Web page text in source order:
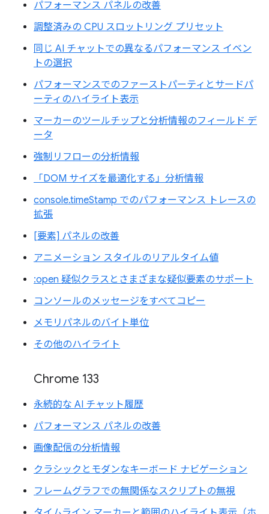
パフォーマンス パネルの改善
調整済みの CPU スロットリング プリセット
同じ AI チャットでの異なるパフォーマンス イベン
トの選択
パフォーマンスでのファーストパーティとサードパ
ーティのハイライト表示
マーカーのツールチップと分析情報のフィールド デ
ータ
強制リフローの分析情報
「DOM サイズを最適化する」分析情報
console.timeStamp でのパフォーマンス トレースの
拡張
[要素] パネルの改善
アニメーション スタイルのリアルタイム値
:open 疑似クラスとさまざまな疑似要素のサポート
コンソールのメッセージをすべてコピー
メモリパネルのバイト単位
その他のハイライト
Chrome 133
永続的な AI チャット履歴
パフォーマンス パネルの改善
画像配信の分析情報
クラシックとモダンなキーボード ナビゲーション
フレームグラフでの無関係なスクリプトの無視